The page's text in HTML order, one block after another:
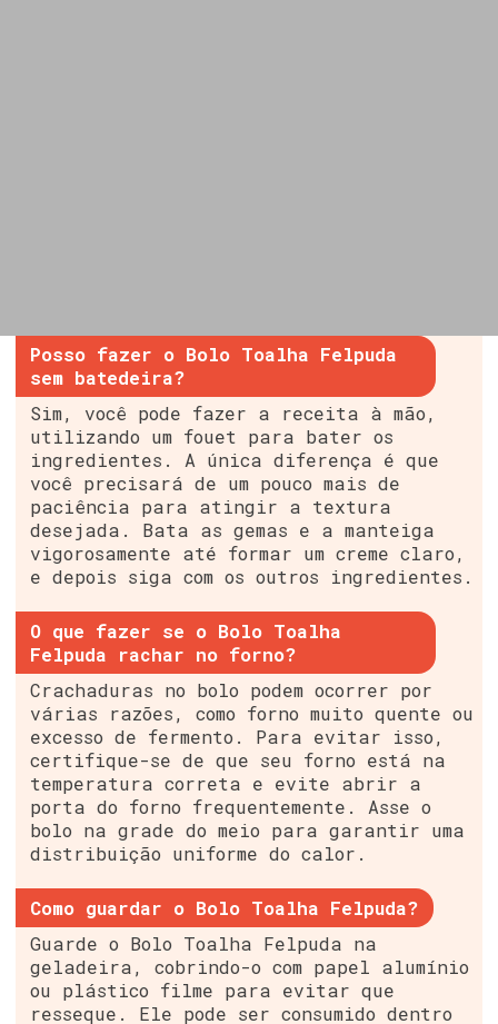
Posso fazer o Bolo Toalha Felpuda
sem batedeira?
Sim, você pode fazer a receita à mão,
utilizando um fouet para bater os
ingredientes. A única diferença é que
você precisará de um pouco mais de
paciência para atingir a textura
desejada. Bata as gemas e a manteiga
vigorosamente até formar um creme claro,
e depois siga com os outros ingredientes.
O que fazer se o Bolo Toalha
Felpuda rachar no forno?
Crachaduras no bolo podem ocorrer por
várias razões, como forno muito quente ou
excesso de fermento. Para evitar isso,
certifique-se de que seu forno está na
temperatura correta e evite abrir a
porta do forno frequentemente. Asse o
bolo na grade do meio para garantir uma
distribuição uniforme do calor.
Como guardar o Bolo Toalha Felpuda?
Guarde o Bolo Toalha Felpuda na
geladeira, cobrindo-o com papel alumínio
ou plástico filme para evitar que
resseque. Ele pode ser consumido dentro